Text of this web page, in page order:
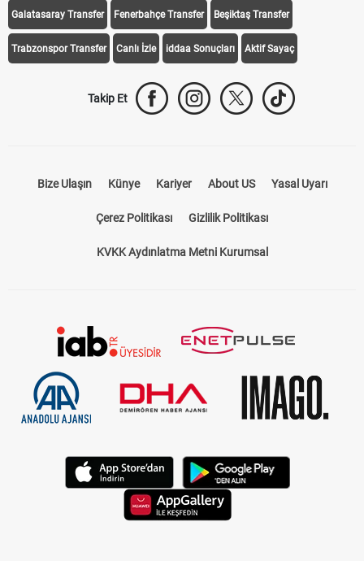
Galatasaray Transfer Fenerbahçe Transfer Beşiktaş Transfer
Trabzonspor Transfer Canlı İzle iddaa Sonuçları Aktif Sayaç
Takip Et
Bize Ulaşın Künye Kariyer About US Yasal Uyarı
Çerez Politikası Gizlilik Politikası
KVKK Aydınlatma Metni Kurumsal